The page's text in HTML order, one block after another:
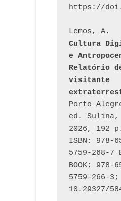
https://
Cultura
e
Relatório
visitante
Porto
ed. Sulina,
2026, 192
ISBN: 978-
5759-268-7
BOOK: 978-
5759-266-3;
10.29327/